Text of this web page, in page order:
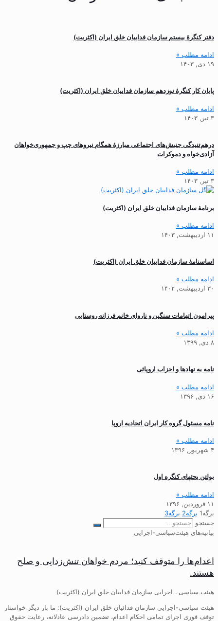
دفتر کنگرهٔ بیستم سازمان فداییان خلق ایران (اکثریت)
ادامه مطلب »
۱۹ دی, ۱۴۰۳
پایان کار کنگرۀ نوزدهم سازمان فداییان خلق ایران (اکثریت)
ادامه مطلب »
۳ تیر, ۱۴۰۳
درهم‌تنیدگی جنبش‌های اجتماعی مبارزۀ همگام نیروهای چپ و جمهوری‌خواهان
آزادی‌خواه و دموکرات
ادامه مطلب »
۳ تیر, ۱۴۰۳
برنامهٔ سازمان فداییان خلق ایران (اکثریت)
ادامه مطلب »
۱۱ اردیبهشت, ۱۴۰۳
اساسنامهٔ سازمان فداییان خلق ایران (اکثریت)
ادامه مطلب »
۳۰ اردیبهشت, ۱۴۰۲
پیرامون اتهامات سنگین و ناروای خانم فرزانه روستایی
ادامه مطلب »
۸ دی, ۱۳۹۹
نامه به نهادها و احزاب اروپائی
ادامه مطلب »
۱۶ دی, ۱۳۹۶
نامه مسئول گروه کار ایران اتحادیه اروپا
ادامه مطلب »
۴ شهریور, ۱۳۹۶
بولتن بحثهای کنگره اول
ادامه مطلب »
۱۱ فروردین, ۱۳۹۶
برگه1 برگه2 برگه3
جستجو
بیانیه‌های هیئت‌سیاسی-اجرایی
اعدام‌ها را متوقف کنید؛ مردم خواهان تنش‌زدایی و صلح
هستند.
هیئت سیاسی ـ اجرایی سازمان فداییان خلق ایران (اکثریت)
هیئت سیاسی-اجرایی سازمان فدائیان خلق ایران (اکثریت): ما بار دیگر خواستار
توقف فوری اجرای تمامی احکام اعدام، تضمین دادرسی عادلانه، رعایت حقوق